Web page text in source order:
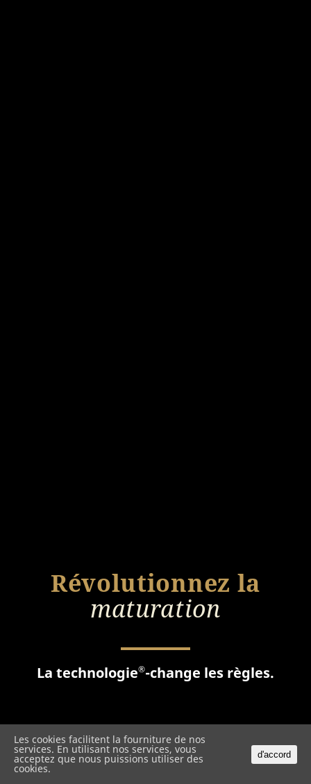
Révolutionnez la
maturation
La technologie®-change les règles.
Les cookies facilitent la fourniture de nos
services. En utilisant nos services, vous
acceptez que nous puissions utiliser des
cookies.
d'accord